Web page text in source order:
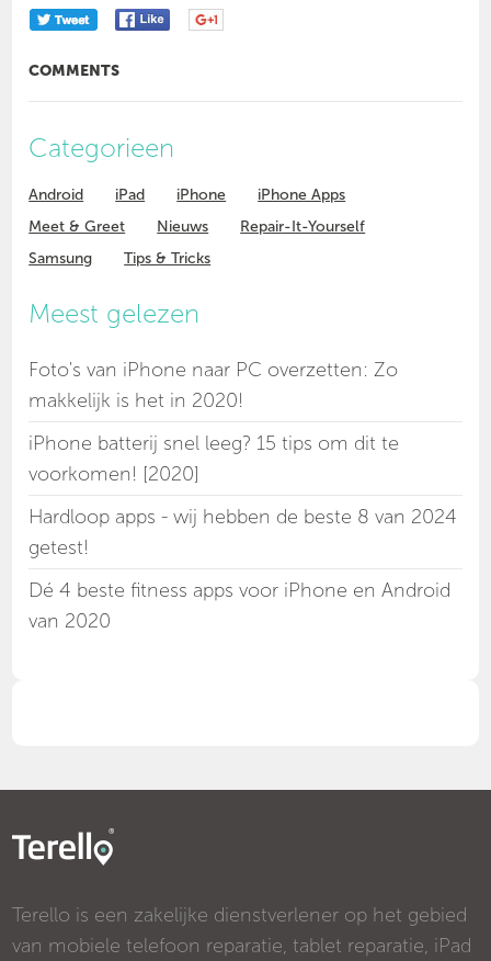
COMMENTS
Categorieen
Android iPad iPhone
iPhone Apps
Meet & Greet
Nieuws
Repair-It-Yourself
Samsung
Tips & Tricks
Meest gelezen
Foto's van iPhone naar PC overzetten: Zo
makkelijk is het in 2020!
iPhone batterij snel leeg? 15 tips om dit te
voorkomen! [2020]
Hardloop apps - wij hebben de beste 8 van 2024
getest!
Dé 4 beste fitness apps voor iPhone en Android
van 2020
Terello is een zakelijke dienstverlener op het gebied
van mobiele telefoon reparatie, tablet reparatie, iPad